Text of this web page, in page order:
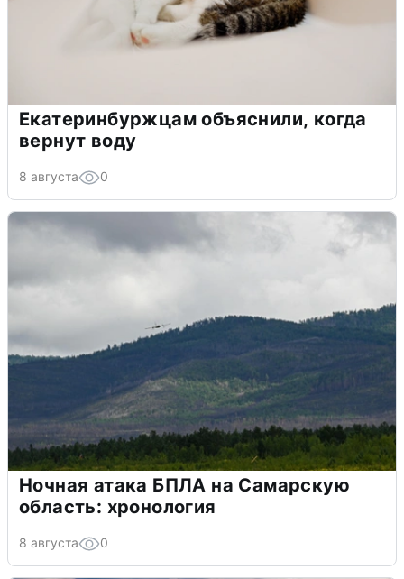
Екатеринбуржцам объяснили, когда
вернут воду
8 августа 0
Ночная атака БПЛА на Самарскую
область: хронология
8 августа 0